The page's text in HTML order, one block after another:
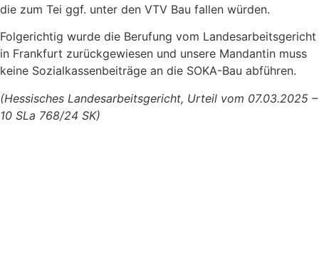
die zum Tei ggf. unter den VTV Bau fallen würden.
Folgerichtig wurde die Berufung vom Landesarbeitsgericht
in Frankfurt zurückgewiesen und unsere Mandantin muss
keine Sozialkassenbeiträge an die SOKA-Bau abführen.
(Hessisches Landesarbeitsgericht, Urteil vom 07.03.2025 –
10 SLa 768/24 SK)